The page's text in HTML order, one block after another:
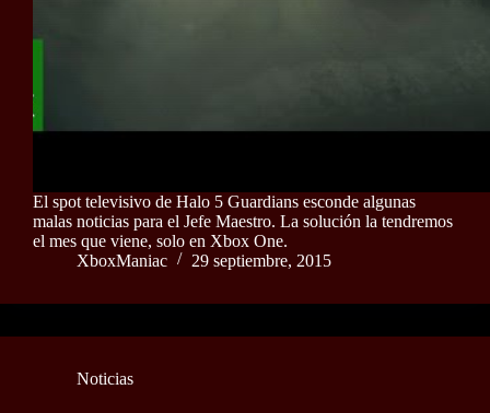
El spot televisivo de Halo 5 Guardians esconde algunas
malas noticias para el Jefe Maestro. La solución la tendremos
el mes que viene, solo en Xbox One.
XboxManiac
29 septiembre, 2015
Noticias